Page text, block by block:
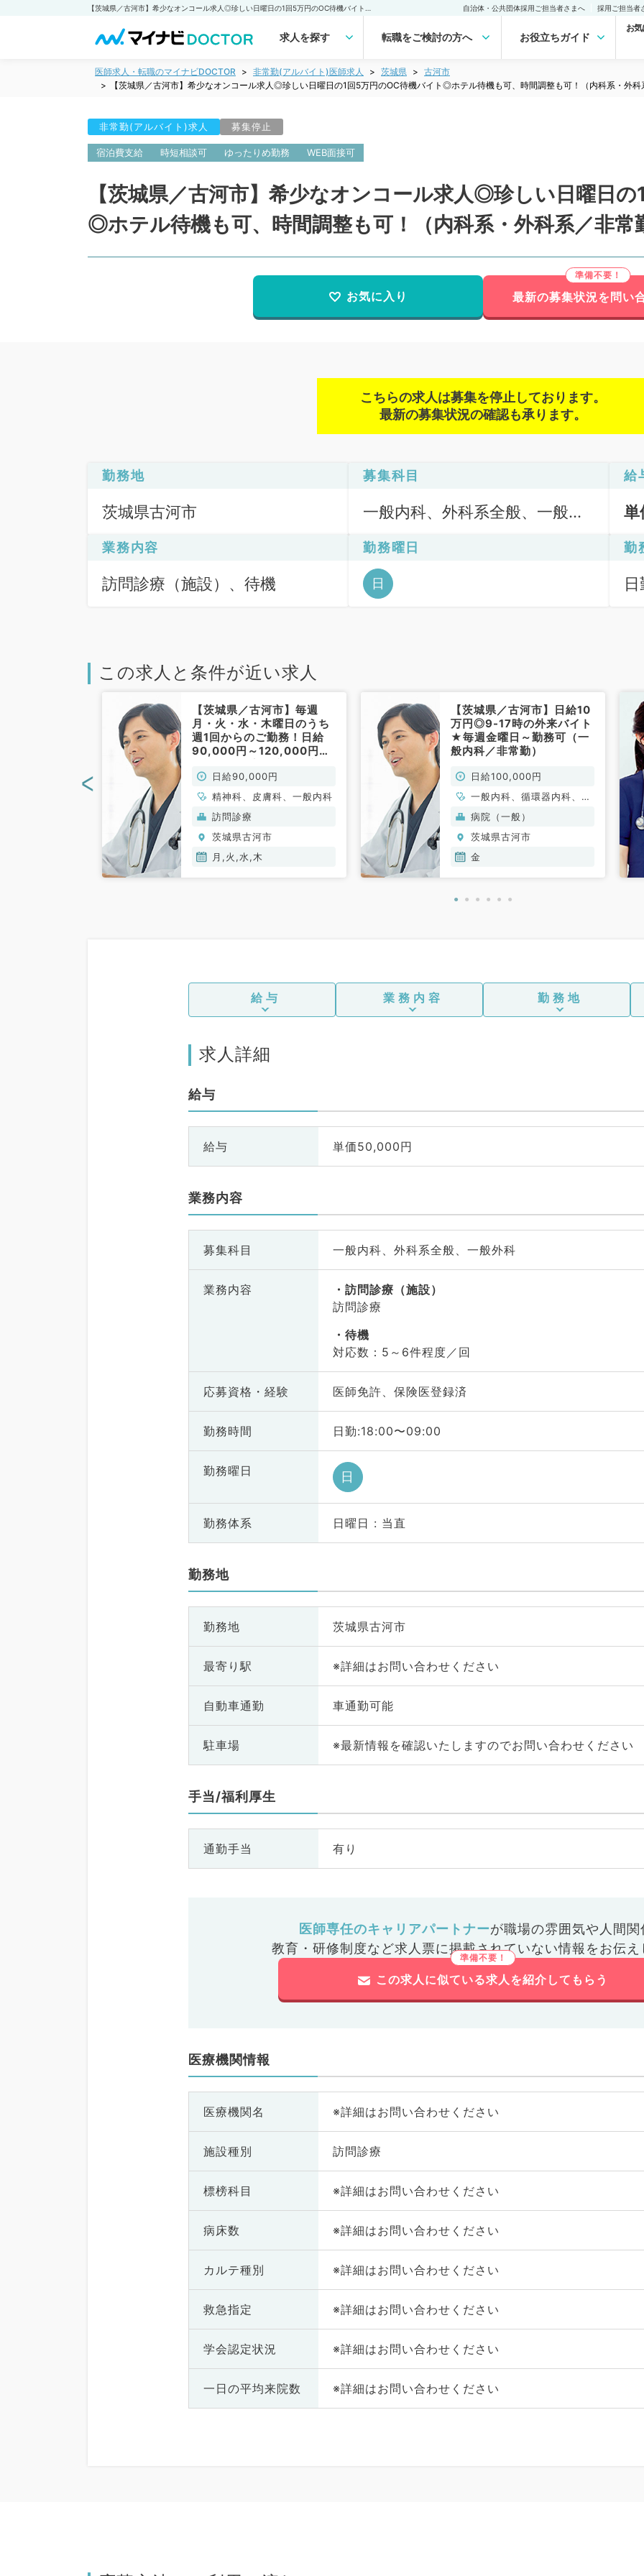
自治体・公共団体採用ご担当者さまへ 採用ご担当者
求人を探す 転職をご検討の方へ お役立ちガイド
お
医師求人・転職のマイナビDOCTOR 非常勤(アルバイト)医師求人 茨城県
古河市
【茨城県／古河市】希少なオンコール求人◎珍しい日曜日の1回5万円のOC待機バイト◎ホテル待機も可、時間調整も可！（内科系・外科
非常勤(アルバイト)求人 募集停止
宿泊費支給 時短相談可 ゆったりめ勤務 WEB面接可
【茨城県／古河市】希少なオンコール求人◎珍しい日曜日
◎ホテル待機も可、時間調整も可！（内科系・外科系／非常
お気に入り 最新の募集状況を問い
こちらの求人は募集を停止しております。
最新の募集状況の確認も承ります。
勤務地
茨城県古河市
募集科目
一般内科、外科系全般、一般外
給
業務内容
訪問診療（施設）、待機
勤務曜日
日
勤
この求人と条件が近い求人
【茨城県／古河市】毎週
月・火・水・木曜日のうち
週1回からのご勤務！日給
90,000円～120,000円★
お仕事です(内科系・精神
科・皮膚科／非常勤)
日給90,000円
精神科、皮膚科、一般内科
訪問診療
茨城県古河市
月,火,水,木
【茨城県／古河市】日給10
万円◎9-17時の外来バイト
★毎週金曜日～勤務可（一
般内科／非常勤）
日給100,000円
一般内科、循環器内科、呼
吸器内科、消化器内科、内
分泌・代謝内科
病院（一般）
茨城県古河市
金
<
給与 業務内容 勤務地
求人詳細
給与
給与 単価50,000円
業務内容
募集科目 一般内科、外科系全般、一般外科
業務内容
訪問診療（施設）
訪問診療
待機
対応数：5～6件程度／回
応募資格・ 経験 医師免許、保険医登録済
勤務時間 日勤:18:00〜09:00
勤務曜日 日
勤務体系 日曜日 : 当直
勤務地
勤務地 茨城県古河市
最寄り駅 ※詳細はお問い合わせください
自動車通勤 車通勤可能
駐車場 ※最新情報を確認いたしますのでお問い合わせください
手当/福利厚生
通勤手当 有り
医師専任のキャリアパートナーが職場の雰囲気や人間関
教育・研修制度など求人票に掲載されていない情報をお伝え
この求人に似ている求人を紹介してもらう
医療機関情報
医療機関名 ※詳細はお問い合わせください
施設種別 訪問診療
標榜科目 ※詳細はお問い合わせください
病床数 ※詳細はお問い合わせください
カルテ種別 ※詳細はお問い合わせください
救急指定 ※詳細はお問い合わせください
学会認定状況 ※詳細はお問い合わせください
一日の平均来院数 ※詳細はお問い合わせください